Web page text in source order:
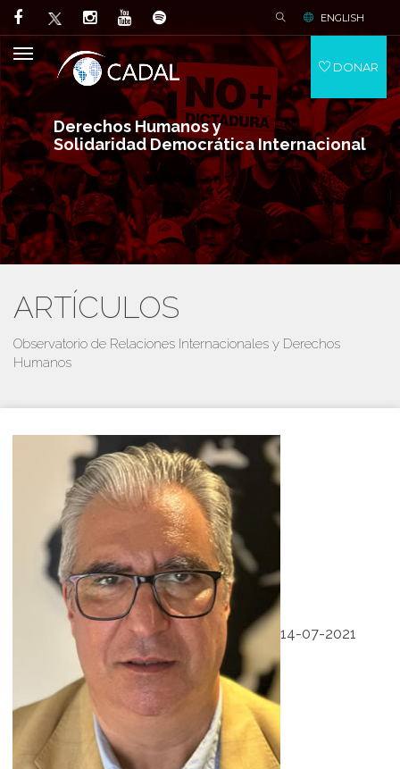
Derechos Humanos y
Solidaridad Democrática Internacional
ENGLISH
DONAR
ARTÍCULOS
Observatorio de Relaciones Internacionales y Derechos
Humanos
14-07-2021